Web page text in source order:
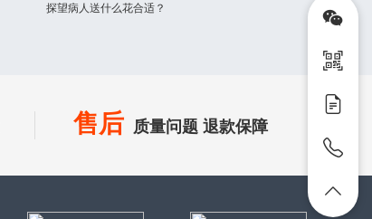
探望病人送什么花合适？
售后 质量问题 退款保障